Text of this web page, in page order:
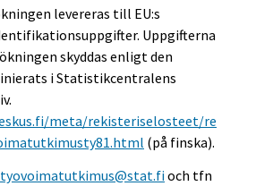
levereras till EU:s
Uppgifterna
skyddas enligt den
i Statistikcentralens
meta/rekisteriselosteet/re
(på finska).
tyovoimatutkimus@stat.fioch tfn